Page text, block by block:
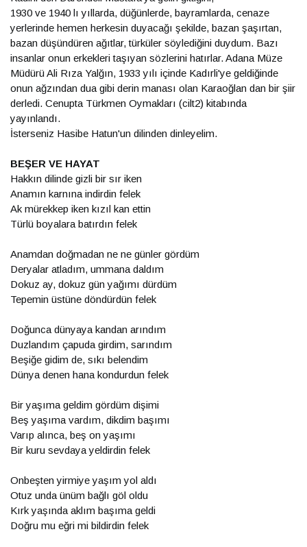
1930 ve 1940 lı yıllarda, düğünlerde, bayramlarda, cenaze
yerlerinde hemen herkesin duyacağı şekilde, bazan şaşırtan,
bazan düşündüren ağıtlar, türküler söylediğini duydum. Bazı
insanlar onun erkekleri taşıyan sözlerini hatırlar. Adana Müze
Müdürü Ali Rıza Yalğın, 1933 yılı içinde Kadırli'ye geldiğinde
onun ağzından dua gibi derin manası olan Karaoğlan dan bir şiir
derledi. Cenupta Türkmen Oymakları (cilt2) kitabında
yayınlandı.
İsterseniz Hasibe Hatun'un dilinden dinleyelim.
BEŞER VE HAYAT
Hakkın dilinde gizli bir sır iken
Anamın karnına indirdin felek
Ak mürekkep iken kızıl kan ettin
Türlü boyalara batırdın felek
Anamdan doğmadan ne ne günler gördüm
Deryalar atladım, ummana daldım
Dokuz ay, dokuz gün yağımı dürdüm
Tepemin üstüne döndürdün felek
Doğunca dünyaya kandan arındım
Duzlandım çapuda girdim, sarındım
Beşiğe gidim de, sıkı belendim
Dünya denen hana kondurdun felek
Bir yaşıma geldim gördüm dişimi
Beş yaşıma vardım, dikdim başımı
Varıp alınca, beş on yaşımı
Bir kuru sevdaya yeldirdin felek
Onbeşten yirmiye yaşım yol aldı
Otuz unda ünüm bağlı göl oldu
Kırk yaşında aklım başıma geldi
Doğru mu eğri mi bildirdin felek